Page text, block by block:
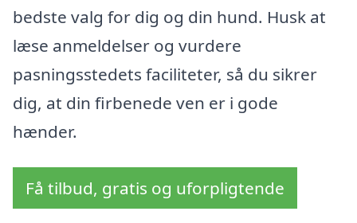
bedste valg for dig og din hund. Husk at
læse anmeldelser og vurdere
pasningsstedets faciliteter, så du sikrer
dig, at din firbenede ven er i gode
hænder.
Få tilbud, gratis og uforpligtende